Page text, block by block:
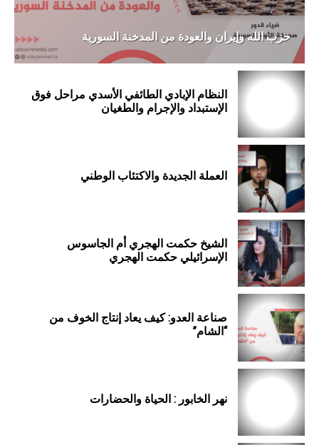
حزب الله وإيران والعودة من المدخنة السورية
النظام الإبادي الطائفي الأسدي مراحل فوق
الإستبداد والإجرام والطغيان
العملة الجديدة والاكتئاب الوطني
الشيخ حكمت الهجري أم الجاسوس
الإسرائيلي حكمت الهجري
صناعة العدو: كيف يعاد إنتاج الخوف من
“الشام”
نهر الخابور : الحياة والحضارات